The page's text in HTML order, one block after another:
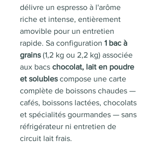
délivre un espresso à l'arôme
riche et intense, entièrement
amovible pour un entretien
rapide. Sa configuration 1 bac à
grains(1,2 kg ou 2,2 kg) associée
aux bacs chocolat, lait en poudre
et solublescompose une carte
complète de boissons chaudes —
cafés, boissons lactées, chocolats
et spécialités gourmandes — sans
réfrigérateur ni entretien de
circuit lait frais.